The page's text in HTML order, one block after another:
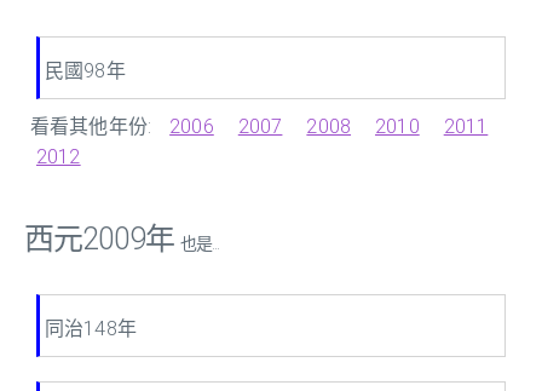
民國98年
看看其他年份: 2006 2007 2008 2010
2011
2012
西元2009年 也是...
同治148年